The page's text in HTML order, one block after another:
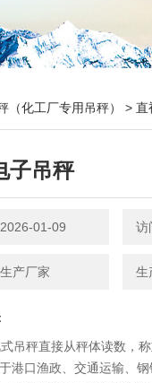
（化工厂专用吊秤） > 直
子吊秤
01-09 访
产厂家
吊秤直接从秤体读数，
港口渔政、交通运输、